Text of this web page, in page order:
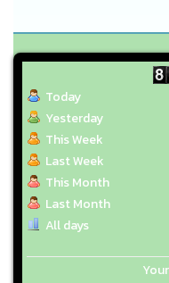
Today
Yesterday
This Week
Last Week
This Month
Last Month
All days